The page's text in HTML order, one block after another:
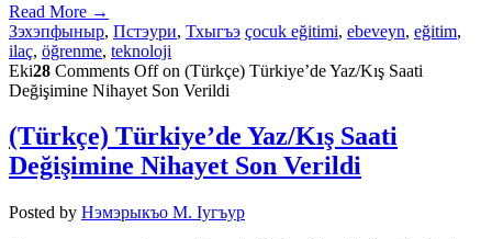
Read More →
Зэхэпфыныр, Пстэури, Тхыгъэ çocuk eğitimi, ebeveyn, eğitim,
ilaç, öğrenme, teknoloji
Eki28 Comments Offon (Türkçe) Türkiye’de Yaz/Kış Saati
Değişimine Nihayet Son Verildi
(Türkçe) Türkiye’de Yaz/Kış Saati
Değişimine Nihayet Son Verildi
Posted by Нэмэрыкъо М. Iугъур